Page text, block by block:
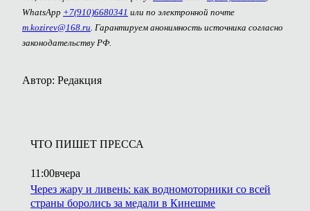
WhatsApp +7(910)6680341 или по электронной почте
m.kozirev@168.ru. Гарантируем анонимность источника согласно
законодательству РФ.
Автор: Редакция
ЧТО ПИШЕТ ПРЕССА
11:00вчера
Через жару и ливень: как водномоторники со всей
страны боролись за медали в Кинешме